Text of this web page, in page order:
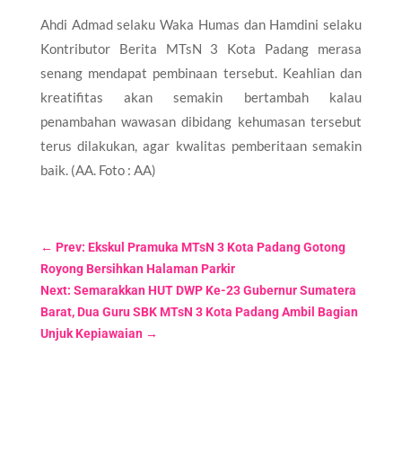
Ahdi Admad selaku Waka Humas dan Hamdini selaku
Kontributor Berita MTsN 3 Kota Padang merasa
senang mendapat pembinaan tersebut. Keahlian dan
kreatifitas akan semakin bertambah kalau
penambahan wawasan dibidang kehumasan tersebut
terus dilakukan, agar kwalitas pemberitaan semakin
baik. (AA. Foto : AA)
← Prev: Ekskul Pramuka MTsN 3 Kota Padang Gotong
Royong Bersihkan Halaman Parkir
Next: Semarakkan HUT DWP Ke-23 Gubernur Sumatera
Barat, Dua Guru SBK MTsN 3 Kota Padang Ambil Bagian
Unjuk Kepiawaian→